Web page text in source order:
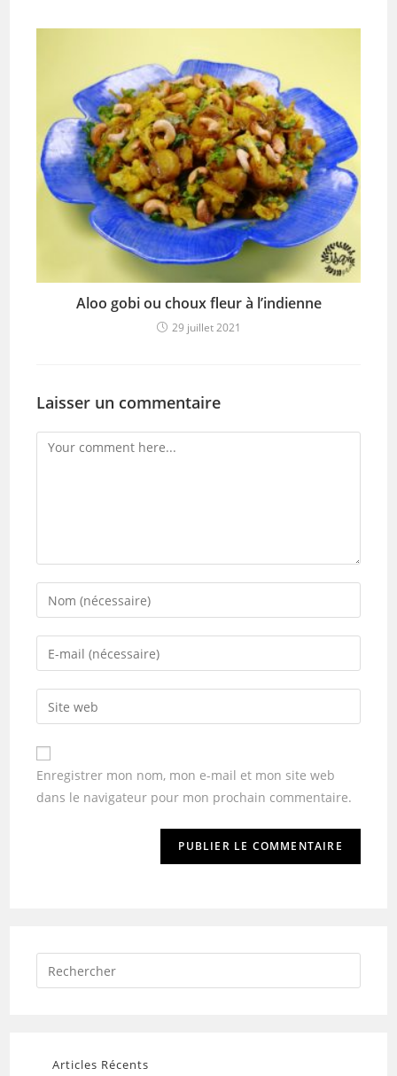
Aloo gobi ou choux fleur à l’indienne
29 juillet 2021
Laisser un commentaire
Enregistrer mon nom, mon e-mail et mon site web
dans le navigateur pour mon prochain commentaire.
Articles Récents